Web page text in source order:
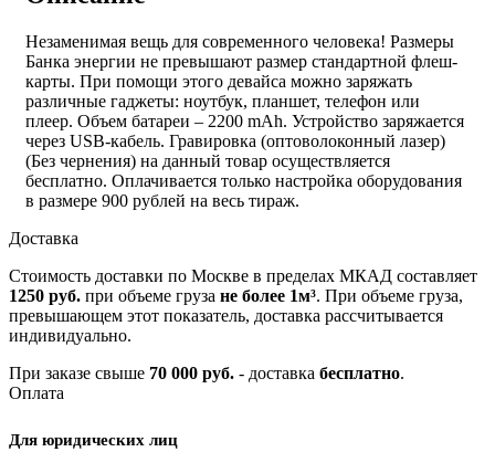
Незаменимая вещь для современного человека! Размеры
Банка энергии не превышают размер стандартной флеш-
карты. При помощи этого девайса можно заряжать
различные гаджеты: ноутбук, планшет, телефон или
плеер. Объем батареи – 2200 mAh. Устройство заряжается
через USB-кабель. Гравировка (оптоволоконный лазер)
(Без чернения) на данный товар осуществляется
бесплатно. Оплачивается только настройка оборудования
в размере 900 рублей на весь тираж.
Доставка
Стоимость доставки по Москве в пределах МКАД составляет
1250 руб. при объеме груза не более 1м³. При объеме груза,
превышающем этот показатель, доставка рассчитывается
индивидуально.
При заказе свыше 70 000 руб. - доставка бесплатно.
Оплата
Для юридических лиц